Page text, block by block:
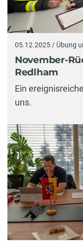
05.12.2025 / Übung
November-
Redlham
Ein
uns.